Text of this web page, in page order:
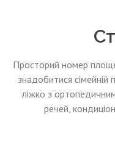
Просторий номер
знадобитися сімейній
ліжко з
речей,